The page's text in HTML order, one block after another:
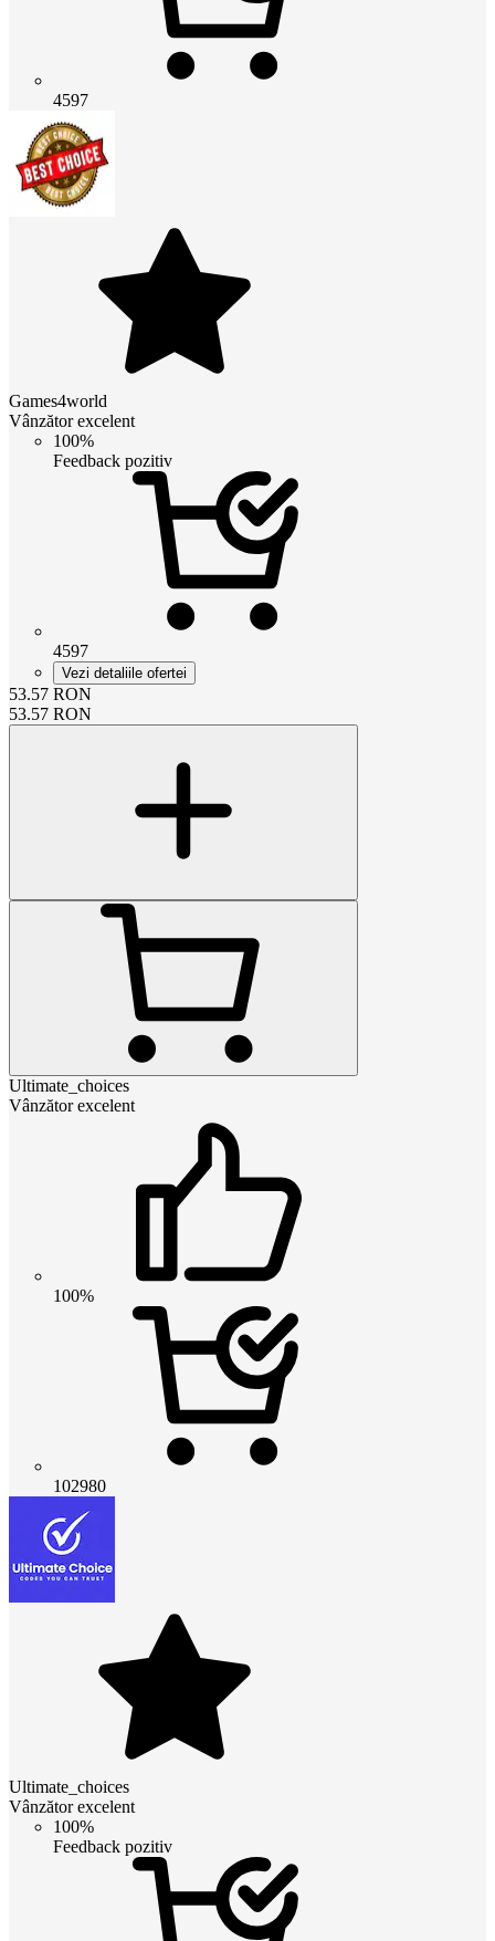
4597
Games4world
Vânzător excelent
100%
Feedback pozitiv
4597
Vezi detaliile ofertei
53.57 RON
53.57 RON
Ultimate_choices
Vânzător excelent
100%
102980
Ultimate_choices
Vânzător excelent
100%
Feedback pozitiv